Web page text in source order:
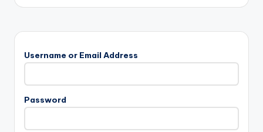
Username or Email Address
Password